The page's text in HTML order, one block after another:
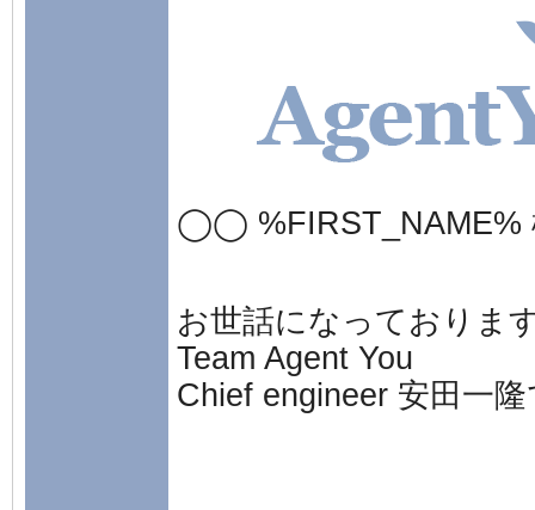
◯◯ %FIRST_NAME%
お世話になっておりま
Team Agent You
Chief engineer 安田一